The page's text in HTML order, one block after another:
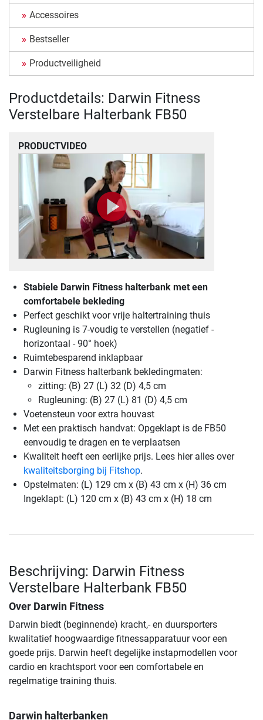
Accessoires
Bestseller
Productveiligheid
Productdetails: Darwin Fitness
Verstelbare Halterbank FB50
PRODUCTVIDEO
Stabiele Darwin Fitness halterbank met een
comfortabele bekleding
Perfect geschikt voor vrije haltertraining thuis
Rugleuning is 7-voudig te verstellen (negatief -
horizontaal - 90° hoek)
Ruimtebesparend inklapbaar
Darwin Fitness halterbank bekledingmaten:
zitting: (B) 27 (L) 32 (D) 4,5 cm
Rugleuning: (B) 27 (L) 81 (D) 4,5 cm
Voetensteun voor extra houvast
Met een praktisch handvat: Opgeklapt is de FB50
eenvoudig te dragen en te verplaatsen
Kwaliteit heeft een eerlijke prijs. Lees hier alles over
kwaliteitsborging bij Fitshop.
Opstelmaten: (L) 129 cm x (B) 43 cm x (H) 36 cm
Ingeklapt: (L) 120 cm x (B) 43 cm x (H) 18 cm
Beschrijving: Darwin Fitness
Verstelbare Halterbank FB50
Over Darwin Fitness
Darwin biedt (beginnende) kracht,- en duursporters
kwalitatief hoogwaardige fitnessapparatuur voor een
goede prijs. Darwin heeft degelijke instapmodellen voor
cardio en krachtsport voor een comfortabele en
regelmatige training thuis.
Darwin halterbanken